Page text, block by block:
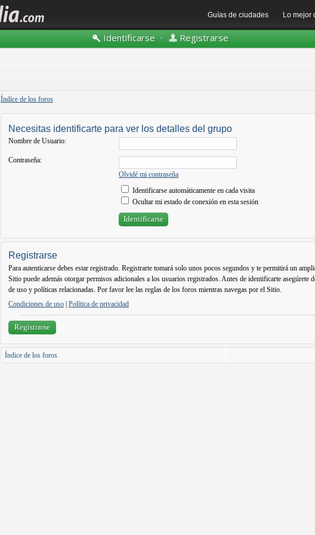
Guías de ciudades Lo mejor
Identificarse • Registrarse
Índice de los foros
Necesitas identificarte para ver los detalles del grupo
Nombre de Usuario:
Contraseña:
Olvidé mi contraseña
Identificarse automáticamente en cada visita
Ocultar mi estado de conexión en esta sesión
Registrarse
Para autenticarse debes estar registrado. Registrarte tomará solo unos pocos segundos y te permitirá un
Sitio puede además otorgar permisos adicionales a los usuarios registrados. Antes de identificarte asegúrete
de uso y políticas relacionadas. Por favor lee las reglas de los foros mientras navegas por el Sitio.
Condiciones de uso Política de privacidad
Registrarse
Índice de los foros